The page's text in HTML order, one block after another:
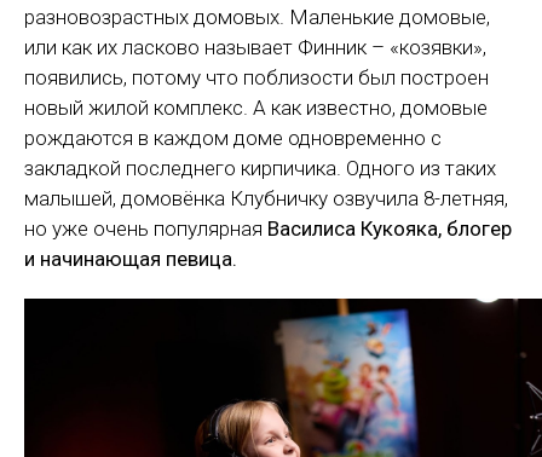
разновозрастных домовых. Маленькие домовые,
или как их ласково называет Финник – «козявки»,
появились, потому что поблизости был построен
новый жилой комплекс. А как известно, домовые
рождаются в каждом доме одновременно с
закладкой последнего кирпичика. Одного из таких
малышей, домовёнка Клубничку озвучила 8-летняя,
но уже очень популярная Василиса Кукояка, блогер
и начинающая певица.